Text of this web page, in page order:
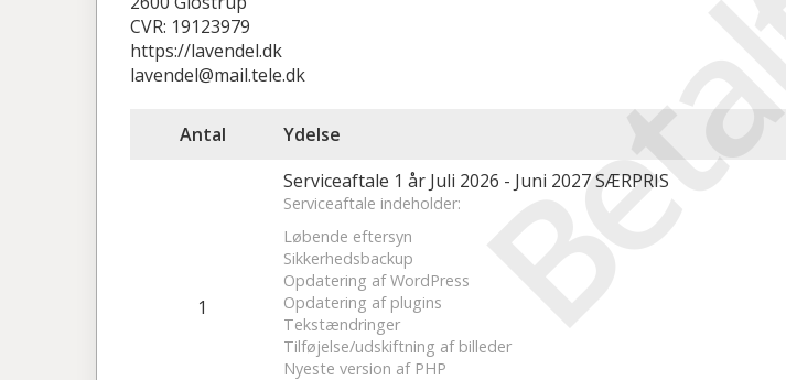
Betalt
CVR: 19123979
https://lavendel.dk
lavendel@mail.tele.dk
Antal Ydelse
1
Serviceaftale 1 år Juli 2026 - Juni 2027 SÆRPRIS
Serviceaftale indeholder:
Løbende eftersyn
Sikkerhedsbackup
Opdatering af WordPress
Opdatering af plugins
Tekstændringer
Tilføjelse/udskiftning af billeder
Nyeste version af PHP